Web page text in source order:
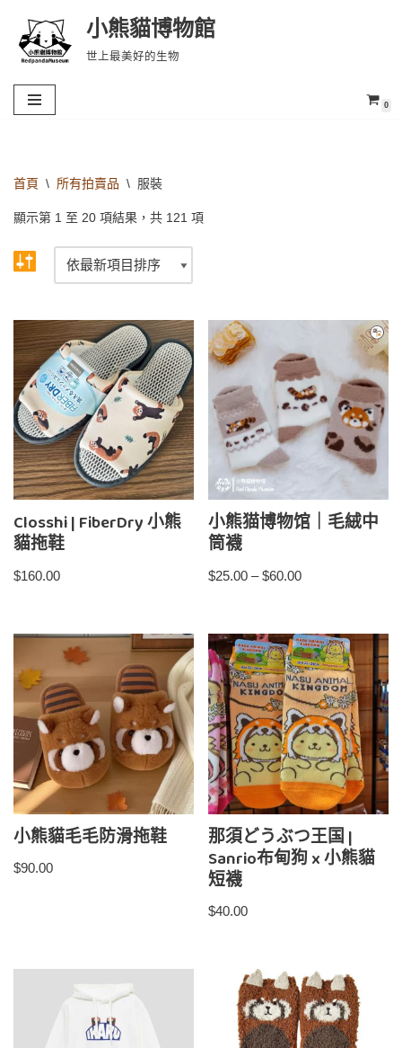
Skip
content
小熊貓博物館
世上最美好的生物
0
首頁 \ 所有拍賣品 \ 服裝
顯示第 1 至 20 項結果，共 121 項
Closshi | FiberDry 小熊
貓拖鞋
$160.00
小熊猫博物馆｜毛絨中
筒襪
$25.00 – $60.00
小熊貓毛毛防滑拖鞋
$90.00
那須どうぶつ王国 |
Sanrio布甸狗 x 小熊貓
短襪
$40.00